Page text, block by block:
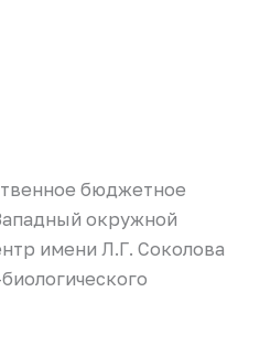
бюджетное
окружной
имени Л.Г. Соколова